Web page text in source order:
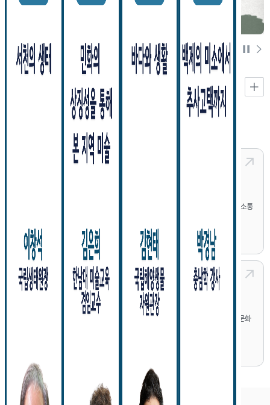
서천문화원의 새로운 소식을 만나보세요
문화원 자료실
서천문화원에서는 신석초 시인 시의 아름다운 문구를 손글씨로 써 감성적으로 소통
공모요강을 참고하시어, 신청서 및 작품을 응모해주시기 바랍니다.
□ 공모주제
신석초 시인의 시 문구를 활용한 자유 주제
□ 신청안내
◦ 신청자격 : 캘리그라피에 관심있는 사람 누구나
◦ 접수기간 : 2026. 06. 01(월) ~ 08. 31(월) 도착분까지
◦ 접수방법
- 우편/방문접수 : 서천문화원 사무국(충남 서천군 서천읍 화금서길 29-18)
- 신청서 작성방법: 신청서 양식 다운로드하여 작성(서천문화원 홈페이지 공지사항
2026-06-01
공지사항
제10회 전국 신석초 시낭송대회 공모
서천문화원에서는 신석초 시인의 아름다운 시세계를 계승하고 시낭송을 통한 문화
□ 대회요강
◦ 참가자격 : 시낭송에 관심있는 성인남녀 누구나
◦ 참가제한 : 타 전국 시낭송 대회 최고상 수상자 제외
※ 수상이후 발견 시 수상 취소 및 시상금 회수